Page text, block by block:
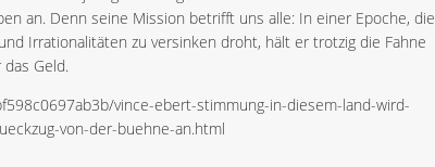
an. Denn seine Mission betrifft uns alle: In einer Epoche, die
Irrationalitäten zu versinken droht, hält er trotzig die Fahne
Geld.
vince-ebert-stimmung-in-diesem-land-wird-
von-der-buehne-an.html